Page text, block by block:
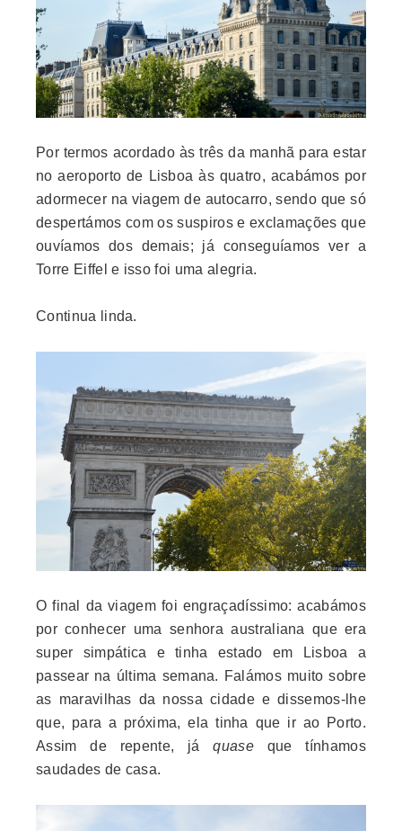
Por termos acordado às três da manhã para estar
no aeroporto de Lisboa às quatro, acabámos por
adormecer na viagem de autocarro, sendo que só
despertámos com os suspiros e exclamações que
ouvíamos dos demais; já conseguíamos ver a
Torre Eiffel e isso foi uma alegria.
Continua linda.
O final da viagem foi engraçadíssimo: acabámos
por conhecer uma senhora australiana que era
super simpática e tinha estado em Lisboa a
passear na última semana. Falámos muito sobre
as maravilhas da nossa cidade e dissemos-lhe
que, para a próxima, ela tinha que ir ao Porto.
Assim de repente, jáquase que tínhamos
saudades de casa.